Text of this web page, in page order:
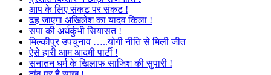
आप के लिए संकट पर संकट !
ढह जाएगा अखिलेश का यादव किला !
सपा की अर्धकुंभी सियासत !
मिल्कीपुर उपचुनाव …..योगी नीति से मिली जीत
ऐसे हारी आम आदमी पार्टी !
सनातन धर्म के खिलाफ साजिश की सुपारी !